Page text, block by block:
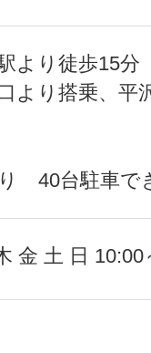
より徒歩15
より搭乗、平
40台駐車で
金 土 日 10:00